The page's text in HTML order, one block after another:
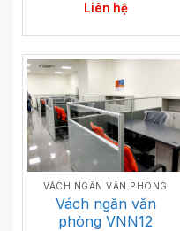
Liên hệ
VÁCH NGĂN VĂN PHÒNG
Vách ngăn văn
phòng VNN12